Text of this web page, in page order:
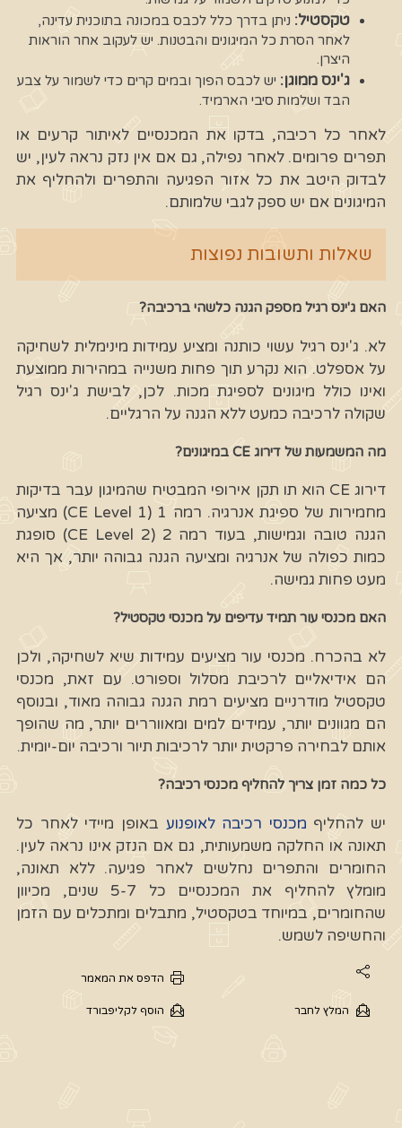
טקסטיל: ניתן בדרך כלל לכבס במכונה בתוכנית עדינה,
לאחר הסרת כל המיגונים והבטנות. יש לעקוב אחר הוראות
היצרן.
ג'ינס ממוגן: יש לכבס הפוך ובמים קרים כדי לשמור על צבע
הבד ושלמות סיבי הארמיד.
לאחר כל רכיבה, בדקו את המכנסיים לאיתור קרעים או
תפרים פרומים. לאחר נפילה, גם אם אין נזק נראה לעין, יש
לבדוק היטב את כל אזור הפגיעה והתפרים ולהחליף את
המיגונים אם יש ספק לגבי שלמותם.
שאלות ותשובות נפוצות
האם ג'ינס רגיל מספק הגנה כלשהי ברכיבה?
לא. ג'ינס רגיל עשוי כותנה ומציע עמידות מינימלית לשחיקה
על אספלט. הוא נקרע תוך פחות משנייה במהירות ממוצעת
ואינו כולל מיגונים לספיגת מכות. לכן, לבישת ג'ינס רגיל
שקולה לרכיבה כמעט ללא הגנה על הרגליים.
מה המשמעות של דירוג CE במיגונים?
דירוג CE הוא תו תקן אירופי המבטיח שהמיגון עבר בדיקות
מחמירות של ספיגת אנרגיה. רמה 1 (CE Level 1) מציעה
הגנה טובה וגמישות, בעוד רמה 2 (CE Level 2) סופגת
כמות כפולה של אנרגיה ומציעה הגנה גבוהה יותר, אך היא
מעט פחות גמישה.
האם מכנסי עור תמיד עדיפים על מכנסי טקסטיל?
לא בהכרח. מכנסי עור מציעים עמידות שיא לשחיקה, ולכן
הם אידיאליים לרכיבת מסלול וספורט. עם זאת, מכנסי
טקסטיל מודרניים מציעים רמת הגנה גבוהה מאוד, ובנוסף
הם מגוונים יותר, עמידים למים ומאווררים יותר, מה שהופך
אותם לבחירה פרקטית יותר לרכיבות תיור ורכיבה יום-יומית.
כל כמה זמן צריך להחליף מכנסי רכיבה?
יש להחליף מכנסי רכיבה לאופנוע באופן מיידי לאחר כל
תאונה או החלקה משמעותית, גם אם הנזק אינו נראה לעין.
החומרים והתפרים נחלשים לאחר פגיעה. ללא תאונה,
מומלץ להחליף את המכנסיים כל 5-7 שנים, מכיוון
שהחומרים, במיוחד בטקסטיל, מתבלים ומתכלים עם הזמן
והחשיפה לשמש.
הדפס את המאמר
המלץ לחבר הוסף לקליפבורד